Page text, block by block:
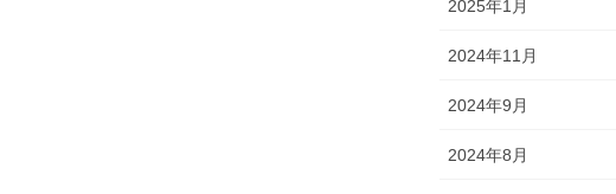
2025年1月
2024年11月
2024年9月
2024年8月